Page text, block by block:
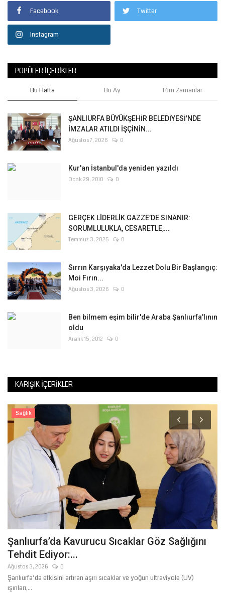
Facebook Twitter
Instagram
POPÜLER İÇERIKLER
Bu Hafta Bu Ay Tüm Zamanlar
ŞANLIURFA BÜYÜKŞEHİR BELEDİYESİ'NDE
İMZALAR ATILDI İŞÇİNİN...
Ağustos 7, 2026 0
Kur'an İstanbul'da yeniden yazıldı
Ocak 29, 2010 0
GERÇEK LİDERLİK GAZZE’DE SINANIR:
SORUMLULUKLA, CESARETLE,...
Temmuz 3, 2025 0
Sırrın Karşıyaka'da Lezzet Dolu Bir Başlangıç:
Moi Fırın...
Ağustos 3, 2026 0
Ben bilmem eşim bilir'de Araba Şanlıurfa'lının
oldu
Aralık 15, 2012 0
KARIŞIK İÇERIKLER
Sağlık
Şanlıurfa’da Kavurucu Sıcaklar Göz Sağlığını
Tehdit Ediyor:...
Ağustos 3, 2026 0
Şanlıurfa’da etkisini artıran aşırı sıcaklar ve yoğun ultraviyole (UV)
ışınları,...